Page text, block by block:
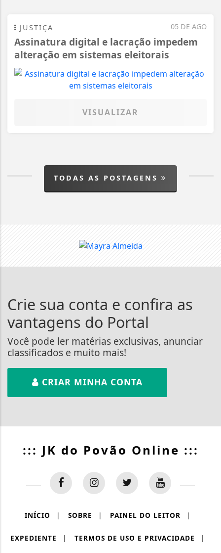
05 DE AGO
JUSTIÇA
Assinatura digital e lacração impedem
alteração em sistemas eleitorais
VISUALIZAR
TODAS AS POSTAGENS
Crie sua conta e confira as
vantagens do Portal
Você pode ler matérias exclusivas, anunciar
classificados e muito mais!
CRIAR MINHA CONTA
::: JK do Povão Online :::
INÍCIO | SOBRE | PAINEL DO LEITOR |
EXPEDIENTE | TERMOS DE USO E PRIVACIDADE |